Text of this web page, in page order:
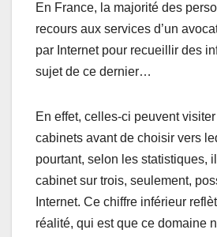
En France, la majorité des
recours aux services d’un
par Internet pour recueillir des
sujet de ce dernier…
En effet, celles-ci peuvent
cabinets avant de choisir vers
pourtant, selon les statistiques,
cabinet sur trois, seulement,
Internet. Ce chiffre inférieur
réalité, qui est que ce domaine